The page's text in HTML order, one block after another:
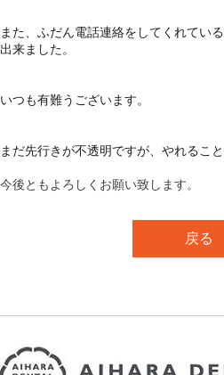
また、ふだん電話連絡をしてくれてい
出来ました。
いつも有難うございます。
まだ先行きが不透明ですが、やれるこ
今後ともよろしくお願い致します。
戻る